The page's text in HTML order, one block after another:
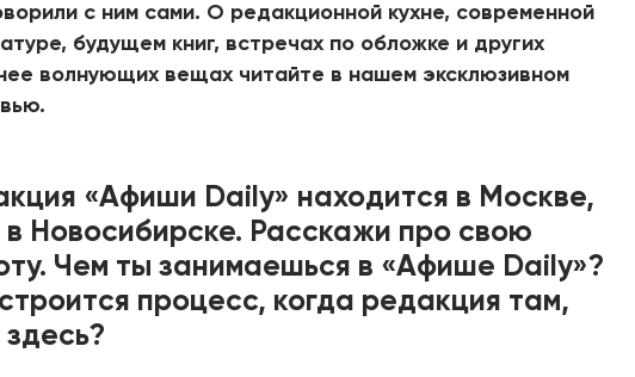
с ним сами. О редакционной кухне, современной
будущем книг, встречах по обложке и других
волнующих вещах читайте в нашем эксклюзивном
«Афиши Daily» находится в Москве,
в Новосибирске. Расскажи про свою
Чем ты занимаешься в «Афише Daily»?
процесс, когда редакция там,